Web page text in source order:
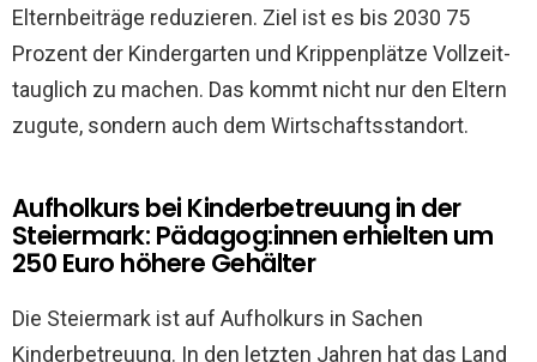
Elternbeiträge reduzieren. Ziel ist es bis 2030 75
Prozent der Kindergarten und Krippenplätze Vollzeit-
tauglich zu machen. Das kommt nicht nur den Eltern
zugute, sondern auch dem Wirtschaftsstandort.
Aufholkurs bei Kinderbetreuung in der
Steiermark: Pädagog:innen erhielten um
250 Euro höhere Gehälter
Die Steiermark ist auf Aufholkurs in Sachen
Kinderbetreuung. In den letzten Jahren hat das Land